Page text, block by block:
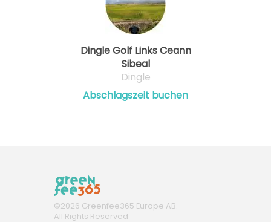
Dingle Golf Links Ceann
Sibeal
Dingle
Abschlagszeit buchen
©2026 Greenfee365 Europe AB.
All Rights Reserved